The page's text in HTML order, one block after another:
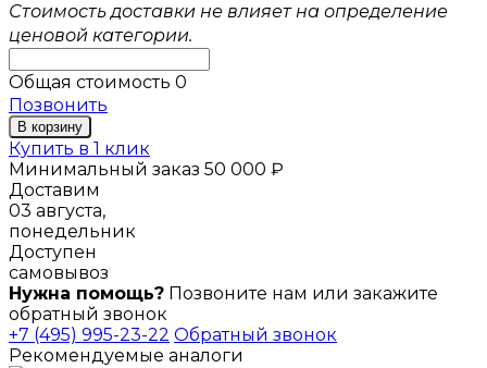
Стоимость доставки не влияет на определение
ценовой категории.
Общая стоимость 0
Позвонить
В корзину
Купить в 1 клик
Минимальный заказ 50 000 ₽
Доставим
03 августа,
понедельник
Доступен
самовывоз
Нужна помощь? Позвоните нам или закажите
обратный звонок
+7 (495) 995-23-22 Обратный звонок
Рекомендуемые аналоги